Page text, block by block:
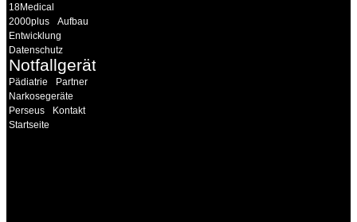
18Medical
2000plus
Aufbau
Entwicklung
Datenschutz
Notfallgeräte
Pädiatrie
Partner
Narkosegeräte
Perseus
Kontakt
Startseite